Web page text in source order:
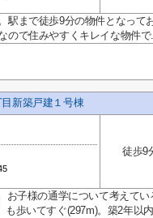
駅まで徒歩9分の物件となって
ので住みやすくキレイな物件で
新築戸建１号棟
徒歩9
お子様の通学について考えて
も歩いてすぐ(297m)。築2年以